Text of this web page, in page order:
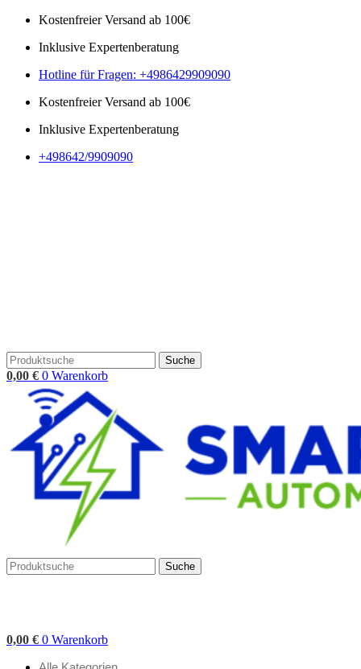
Kostenfreier Versand ab 100€
Inklusive Expertenberatung
Hotline für Fragen: +4986429909090
Kostenfreier Versand ab 100€
Inklusive Expertenberatung
+498642/9909090
Suche
0,00 € 0 Warenkorb
Suche
0,00 € 0 Warenkorb